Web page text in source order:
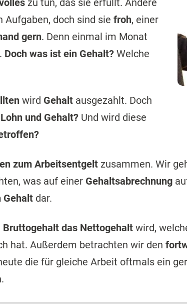
zu tun, das sie erfüllt. Andere
Aufgaben, doch sind sie froh, einer
gern. Denn einmal im Monat
. Doch was ist ein Gehalt? Welche
wird Gehalt ausgezahlt. Doch
und Gehalt? Und wird diese
zum Arbeitsentgelt zusammen. Wir
was auf einer Gehaltsabrechnung
Gehalt dar.
Bruttogehalt das Nettogehalt wird,
hat. Außerdem betrachten wir den
die für gleiche Arbeit oftmals ein